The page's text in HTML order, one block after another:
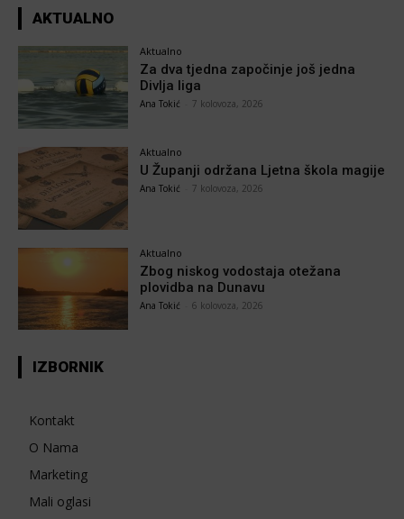
AKTUALNO
Aktualno
Za dva tjedna započinje još jedna
Divlja liga
Ana Tokić 7 kolovoza, 2026
Aktualno
U Županji održana Ljetna škola magije
Ana Tokić 7 kolovoza, 2026
Aktualno
Zbog niskog vodostaja otežana
plovidba na Dunavu
Ana Tokić 6 kolovoza, 2026
IZBORNIK
Kontakt
O Nama
Marketing
Mali oglasi